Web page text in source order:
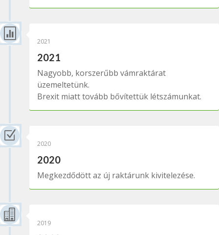

2021
2021
Nagyobb, korszerűbb vámraktárat
üzemeltetünk.
Brexit miatt tovább bővítettük létszámunkat.
Z
2020
2020
Megkezdődött az új raktárunk kivitelezése.

2019